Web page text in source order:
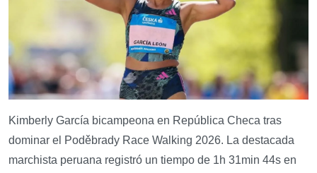
Kimberly García bicampeona en República Checa tras
dominar el Poděbrady Race Walking 2026. La destacada
marchista peruana registró un tiempo de 1h 31min 44s en